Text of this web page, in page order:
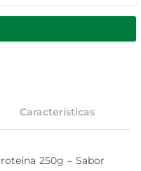
Características
250g – Sabor